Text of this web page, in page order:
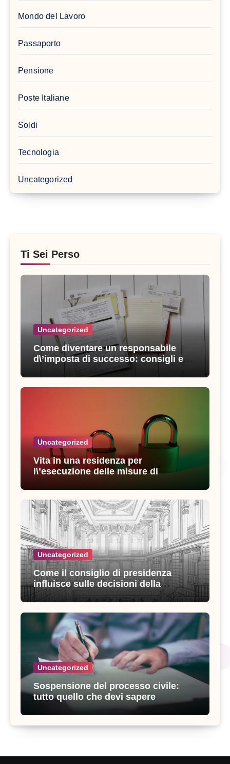
Mondo del Lavoro
Passaporto
Pensione
Poste Italiane
Soldi
Tecnologia
Uncategorized
Ti Sei Perso
Uncategorized
Come diventare un responsabile
d\’imposta di successo: consigli e
strategie vincenti
Uncategorized
Vita in una residenza per
l\’esecuzione delle misure di
Uncategorized
Come il consiglio di presidenza
influisce sulle decisioni della
giustizia amministrativa
Uncategorized
Sospensione del processo civile:
tutto quello che devi sapere